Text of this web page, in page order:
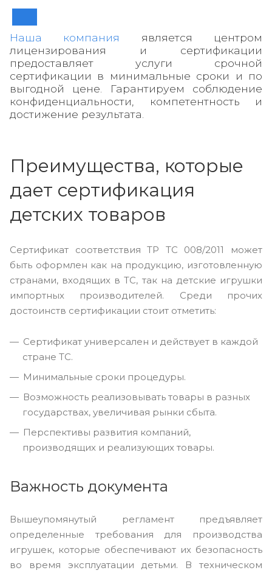
Наша компания
является центром
лицензирования и сертификации
предоставляет услуги срочной
сертификации в минимальные сроки и по
выгодной цене. Гарантируем соблюдение
конфиденциальности, компетентность и
достижение результата.
Преимущества, которые
дает сертификация
детских товаров
Сертификат соответствия ТР ТС 008/2011 может
быть оформлен как на продукцию, изготовленную
странами, входящих в ТС, так на детские игрушки
импортных производителей. Среди прочих
достоинств сертификации стоит отметить:
Сертификат универсален и действует в каждой
стране ТС.
Минимальные сроки процедуры.
Возможность реализовывать товары в разных
государствах, увеличивая рынки сбыта.
Перспективы развития компаний,
производящих и реализующих товары.
Важность документа
Вышеупомянутый регламент предъявляет
определенные требования для производства
игрушек, которые обеспечивают их безопасность
во время эксплуатации детьми. В техническом